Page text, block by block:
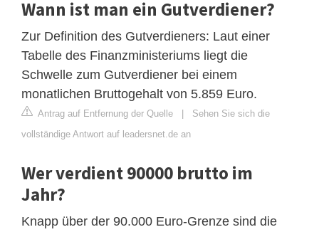
Wann ist man ein Gutverdiener?
Zur Definition des Gutverdieners: Laut einer
Tabelle des Finanzministeriums liegt die
Schwelle zum Gutverdiener bei einem
monatlichen Bruttogehalt von 5.859 Euro.
Antrag auf Entfernung der Quelle | Sehen Sie sich die
vollständige Antwort auf leadersnet.de an
Wer verdient 90000 brutto im
Jahr?
Knapp über der 90.000 Euro-Grenze sind die